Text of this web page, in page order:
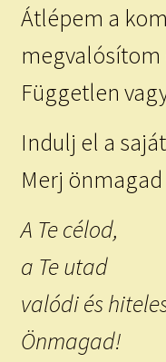
Átlépem a
Független
Indulj el a
Merj
A Te célod,
a Te utad
valódi és
Önmagad!